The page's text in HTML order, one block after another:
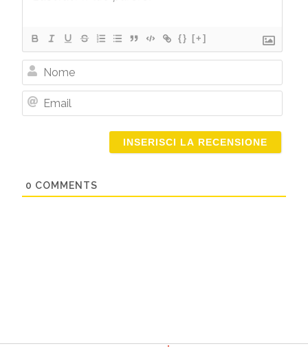
{} [+]
Nome
0 COMMENTS